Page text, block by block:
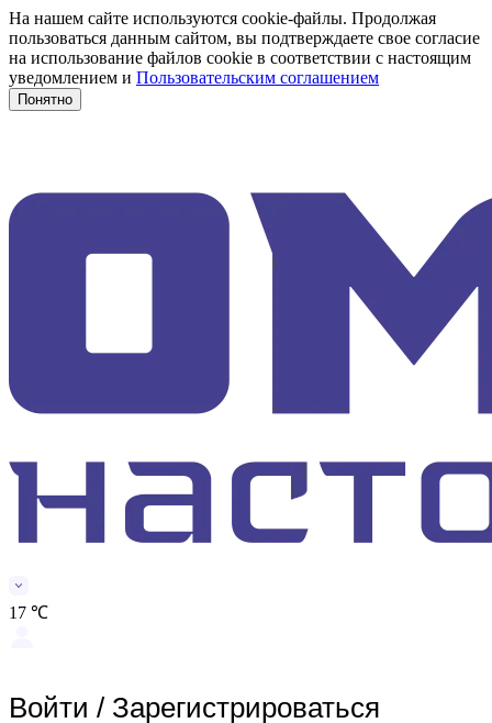
На нашем сайте используются cookie-файлы. Продолжая
пользоваться данным сайтом, вы подтверждаете свое согласие
на использование файлов cookie в соответствии с настоящим
уведомлением и Пользовательским соглашением
Понятно
17 ℃
Войти / Зарегистрироваться